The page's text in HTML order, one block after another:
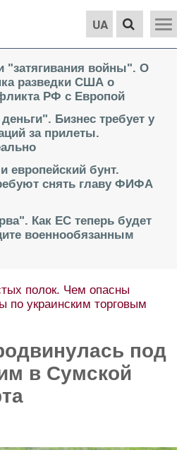
UA
"затягивания войны". О
разведки США о
РФ с Европой
Бизнес требует у
за прилеты.
европейский бунт.
снять главу ФИФА
Как ЕС теперь будет
военнообязанным
полок. Чем опасны
по украинским торговым
под
в Сумской